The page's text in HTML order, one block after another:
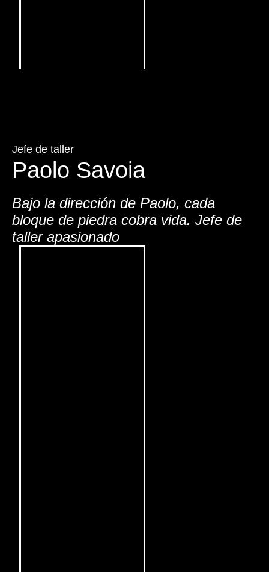
Jefe de taller
Paolo Savoia
Bajo la dirección de Paolo, cada
bloque de piedra cobra vida. Jefe de
taller apasionado